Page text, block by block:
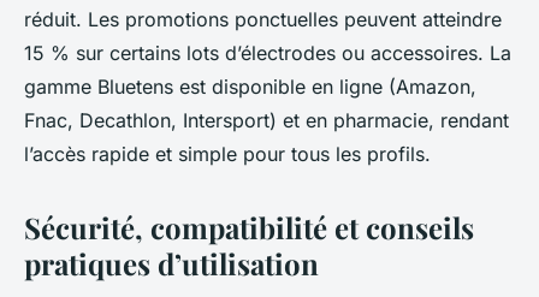
réduit. Les promotions ponctuelles peuvent atteindre
15 % sur certains lots d’électrodes ou accessoires. La
gamme Bluetens est disponible en ligne (Amazon,
Fnac, Decathlon, Intersport) et en pharmacie, rendant
l’accès rapide et simple pour tous les profils.
Sécurité, compatibilité et conseils
pratiques d’utilisation